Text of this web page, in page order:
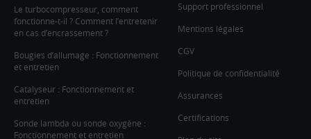
Le turbocompresseur, comment
fonctionne-t-il ? Comment l’entretenir
en cas d’encrassement ?
Bougies d’allumage : Fonctionnement
et entretien
Catalyseur : Fonctionnement et
entretien
Sonde lambda ou sonde oxygène :
Fonctionnement et entretien
Support professionnel
Mentions légales
CGV
Politique de confidentialité
Assurances
Certifications